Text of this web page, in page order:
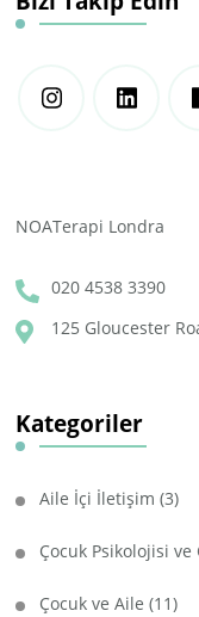
NOATerapi Londra
020 4538 3390
125 Gloucester
Kategoriler
Aile İçi İletişim (3)
Çocuk Psikolojisi ve
Çocuk ve Aile (11)